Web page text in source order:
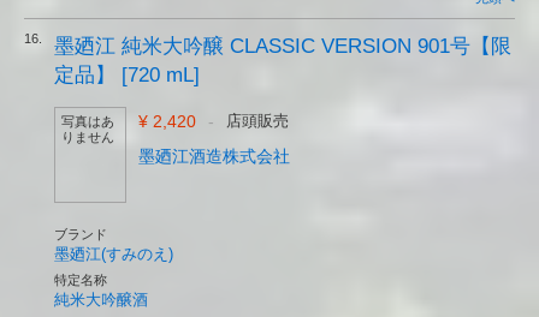
16.
墨廼江 純米大吟醸 CLASSIC VERSION 901号【限
定品】 [720 mL]
写真はあ
りません
¥ 2,420 - 店頭販売
墨廼江酒造株式会社
ブランド
墨廼江(すみのえ)
特定名称
純米大吟醸酒